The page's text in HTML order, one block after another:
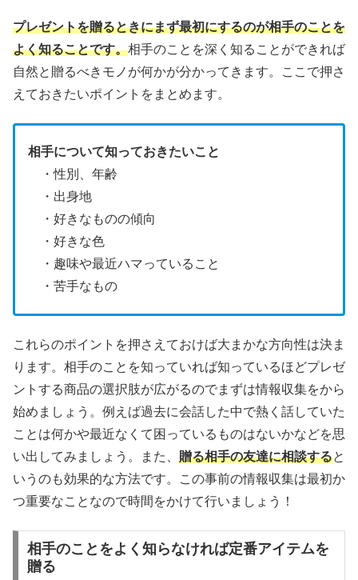
プレゼントを贈るときにまず最初にするのが相手のことを
よく知ることです。相手のことを深く知ることができれば
自然と贈るべきモノが何かが分かってきます。ここで押さ
えておきたいポイントをまとめます。
相手について知っておきたいこと
・性別、年齢
・出身地
・好きなものの傾向
・好きな色
・趣味や最近ハマっていること
・苦手なもの
これらのポイントを押さえておけば大まかな方向性は決ま
ります。相手のことを知っていれば知っているほどプレゼ
ントする商品の選択肢が広がるのでまずは情報収集をから
始めましょう。例えば過去に会話した中で熱く話していた
ことは何かや最近なくて困っているものはないかなどを思
い出してみましょう。また、 贈る相手の友達に相談すると
いうのも効果的な方法です。この事前の情報収集は最初か
つ重要なことなので時間をかけて行いましょう！
相手のことをよく知らなければ定番アイテムを
贈る